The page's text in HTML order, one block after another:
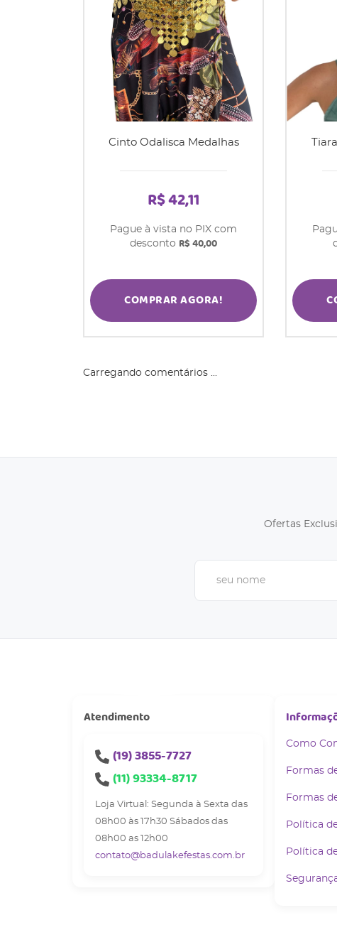
Cinto Odalisca Medalhas
R$ 42,11
Pague à vista no PIX com
desconto R$ 40,00
COMPRAR AGORA!
Carregando comentários ...
Ofertas
Atendimento
(19)3855-7727
(11)93334-8717
Loja Virtual: Segunda à Sexta das
08h00 às 17h30 Sábados das
08h00 as 12h00
contato@badulakefestas.com.br
Como
Formas
Formas
Política
Política